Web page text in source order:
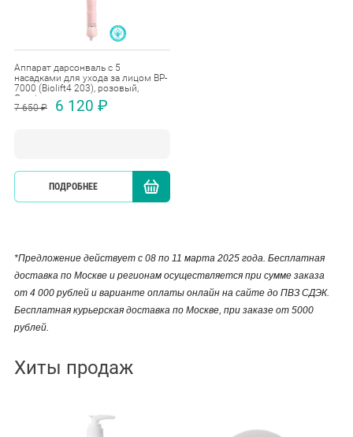
Аппарат дарсонваль с 5
насадками для ухода за лицом BP-
7000 (Biolift4 203), розовый,
Gezatone
7 650 ₽
6 120 ₽
ПОДРОБНЕЕ
*Предложение действует с 08 по 11 марта 2025 года. Бесплатная
доставка по Москве и регионам осуществляется при сумме заказа
от 4 000 рублей и варианте оплаты онлайн на сайте до ПВЗ СДЭК.
Бесплатная курьерская доставка по Москве, при заказе от 5000
рублей.
Хиты продаж